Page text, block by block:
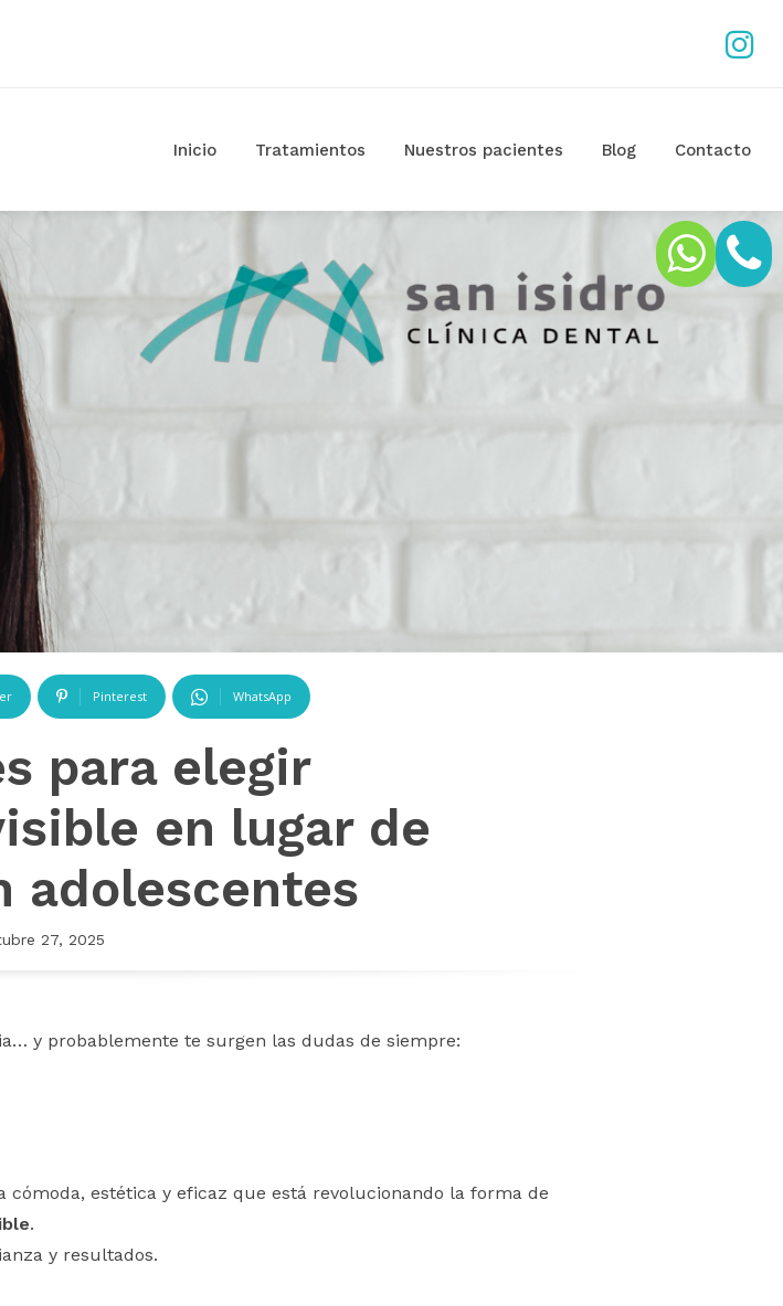
Inicio Tratamientos Nuestros pacientes Blog Contacto
Pinterest WhatsApp
para elegir
en lugar de
adolescentes
27, 2025
y probablemente te surgen las dudas de siempre:
estética y eficaz que está revolucionando la forma de
.
y resultados.